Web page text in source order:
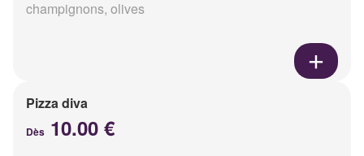
champignons, olives
Pizza diva
Dès 10.00 €